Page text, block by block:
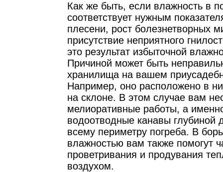
Как же быть, если влажность в
соответствует нужным
плесени, рост болезнетворных
присутствие неприятного
это результат избыточной
Причиной может быть
хранилища на вашем
Например, оно расположено в
на склоне. В этом случае вам
мелиоративные работы, а
водоотводные канавы глубиной
всему периметру погреба. В
влажностью вам также помогут
проветривания и продувания
воздухом.